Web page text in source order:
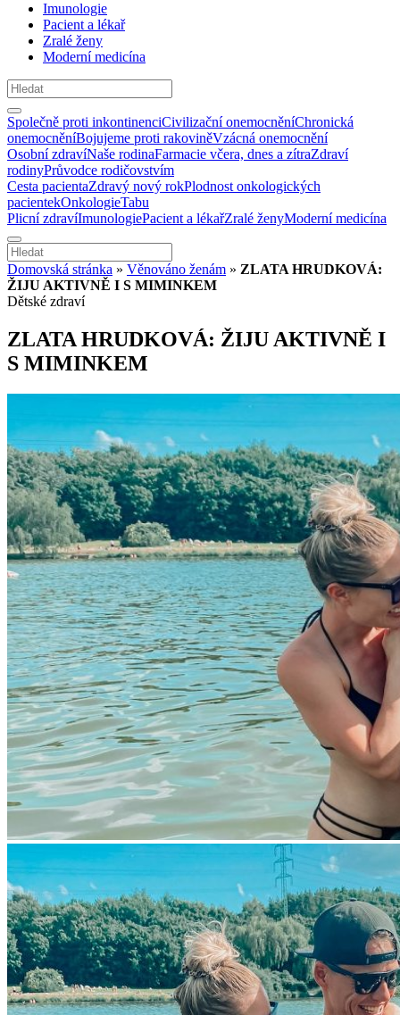
Imunologie
Pacient a lékař
Zralé ženy
Moderní medicína
Společně proti inkontinenciCivilizační onemocněníChronická
onemocněníBojujeme proti rakoviněVzácná onemocnění
Osobní zdravíNaše rodinaFarmacie včera, dnes a zítraZdraví
rodinyPrůvodce rodičovstvím
Cesta pacientaZdravý nový rokPlodnost onkologických
pacientekOnkologieTabu
Plicní zdravíImunologiePacient a lékařZralé ženyModerní medicína
Domovská stránka » Věnováno ženám » ZLATA HRUDKOVÁ:
ŽIJU AKTIVNĚ I S MIMINKEM
Dětské zdraví
ZLATA HRUDKOVÁ: ŽIJU AKTIVNĚ I
S MIMINKEM